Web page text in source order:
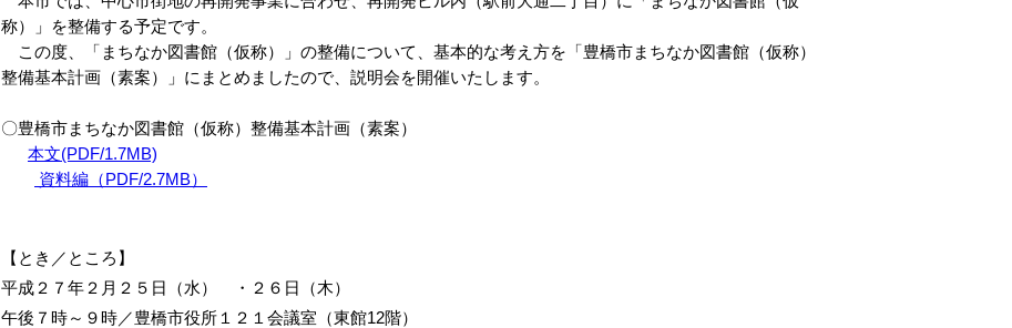
称）」を整備する予定です。
この度、「まちなか図書館（仮称）」の整備について、基本的な考え方を「豊橋市まちなか図書館（仮称）
整備基本計画（素案）」にまとめましたので、説明会を開催いたします。
〇豊橋市まちなか図書館（仮称）整備基本計画（素案）
本文(PDF/1.7MB)
資料編（PDF/2.7MB）
【とき／ところ】
平成２７年２月２５日（水） ・２６日（木）
午後７時～９時／豊橋市役所１２１会議室（東館12階）